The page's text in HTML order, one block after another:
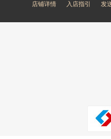
店铺详情 入店指引 发